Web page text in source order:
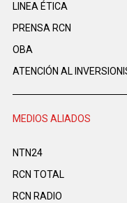
LINEA ÉTICA
PRENSA RCN
OBA
ATENCIÓN AL
MEDIOS ALIADOS
NTN24
RCN TOTAL
RCN RADIO